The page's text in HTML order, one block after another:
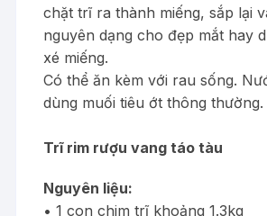
chặt trĩ ra thành miếng, sắp lại
nguyên dạng cho đẹp mắt hay
xé miếng.
Có thể ăn kèm với rau sống.
dùng muối tiêu ớt thông thường.
Trĩ rim rượu vang táo tàu
Nguyên liệu:
• 1 con chim trĩ khoảng 1.3kg